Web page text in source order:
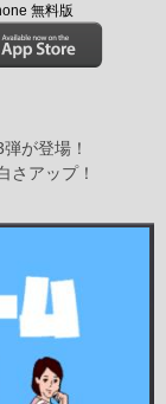
無料版
が登場！
さアップ！